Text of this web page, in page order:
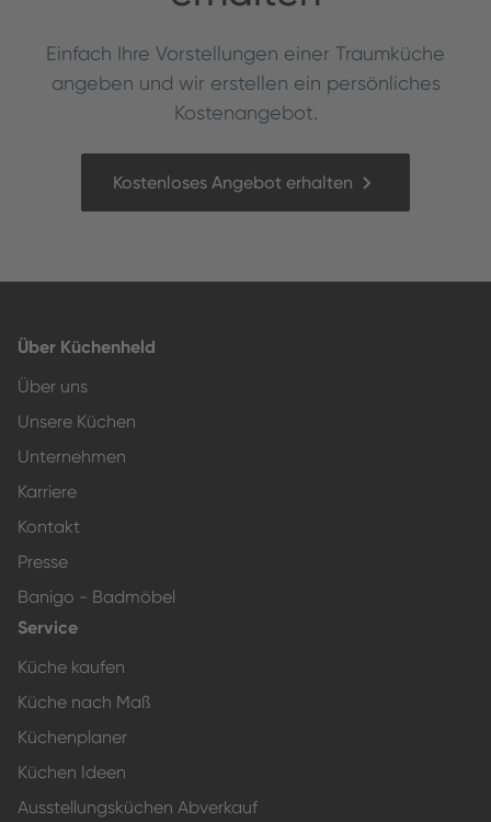
Ein­fach Ihre Vorstel­lun­gen ein­er Traumküche
angeben und wir erstellen ein per­sön­lich­es
Kostenangebot.
Kostenloses Angebot erhalten
Über Küchenheld
Über uns
Unsere Küchen
Unternehmen
Karriere
Kontakt
Presse
Banigo - Badmöbel
Service
Küche kaufen
Küche nach Maß
Küchenplaner
Küchen Ideen
Ausstellungsküchen Abverkauf